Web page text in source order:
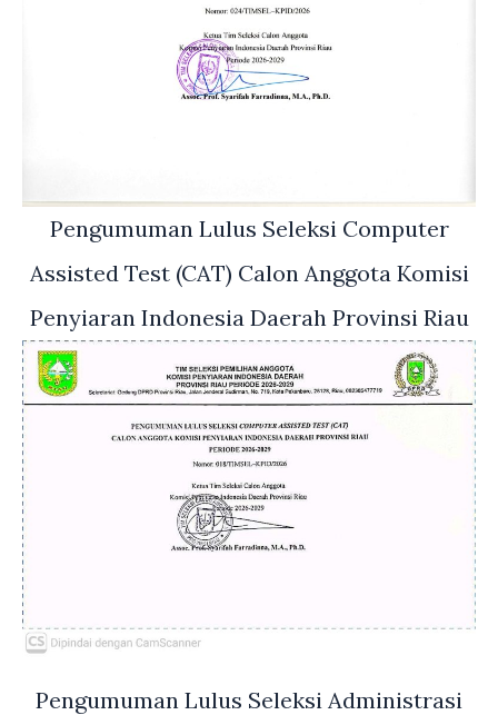
Pengumuman Lulus Seleksi Computer
Assisted Test (CAT) Calon Anggota Komisi
Penyiaran Indonesia Daerah Provinsi Riau
Pengumuman Lulus Seleksi Administrasi